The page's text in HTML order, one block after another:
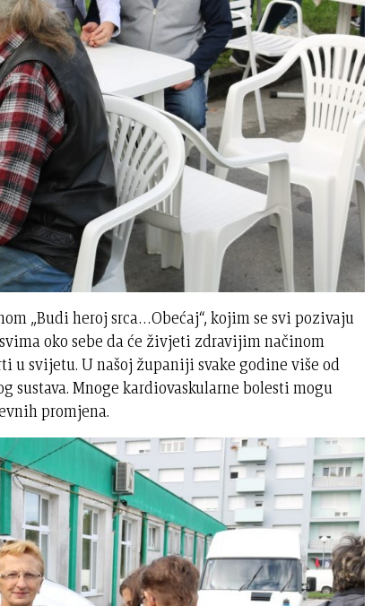
„Budi heroj srca…Obećaj“, kojim se svi pozivaju
oko sebe da će živjeti zdravijim načinom
u svijetu. U našoj županiji svake godine više od
Mnoge kardiovaskularne bolesti mogu
promjena.